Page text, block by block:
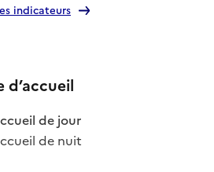
indicateurs
d’accueil
de jour
: disponible
de nuit
: non disponible